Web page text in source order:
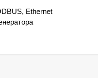
Ethernet